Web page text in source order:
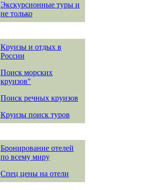
Экскурсионные туры и
не только
Круизы и отдых в
России
Поиск морских
круизов"
Поиск речных круизов
Круизы поиск туров
Бронирование отелей
по всему миру
Спец цены на отели